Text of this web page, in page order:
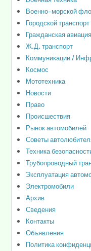
Военно-морской
Городской транспорт
Гражданская авиация
Ж.Д. транспорт
Коммуникации /
Космос
Мототехника
Новости
Право
Происшествия
Рынок автомобилей
Советы
Техника
Трубопроводный
Эксплуатация
Электромобили
Архив
Сведения
Контакты
Объявления
Политика